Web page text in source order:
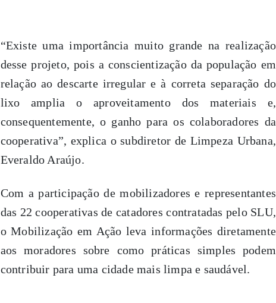
“Existe uma importância muito grande na realização
desse projeto, pois a conscientização da população em
relação ao descarte irregular e à correta separação do
lixo amplia o aproveitamento dos materiais e,
consequentemente, o ganho para os colaboradores da
cooperativa”, explica o subdiretor de Limpeza Urbana,
Everaldo Araújo.
Com a participação de mobilizadores e representantes
das 22 cooperativas de catadores contratadas pelo SLU,
o Mobilização em Ação leva informações diretamente
aos moradores sobre como práticas simples podem
contribuir para uma cidade mais limpa e saudável.